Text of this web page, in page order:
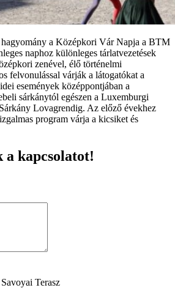
a Középkori Vár Napja a BTM
naphoz különleges tárlatvezetések
zenével, élő történelmi
felvonulással várják a látogatókat a
események középpontjában a
sárkánytól egészen a Luxemburgi
Lovagrendig. Az előző évekhez
program várja a kicsiket és
a kapcsolatot!
Terasz